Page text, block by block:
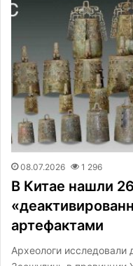
08.07.2026 1 296
В Китае нашли
артефактами
Археологи